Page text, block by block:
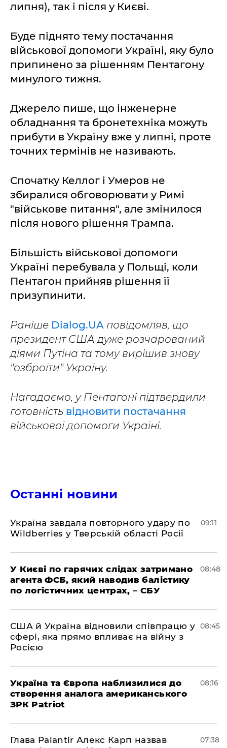
липня), так і після у Києві.
Буде піднято тему постачання
військової допомоги Україні, яку було
припинено за рішенням Пентагону
минулого тижня.
Джерело пише, що інженерне
обладнання та бронетехніка можуть
прибути в Україну вже у липні, проте
точних термінів не називають.
Спочатку Келлог і Умеров не
збиралися обговорювати у Римі
"військове питання", але змінилося
після нового рішення Трампа.
Більшість військової допомоги
Україні перебувала у Польщі, коли
Пентагон прийняв рішення її
призупинити.
Раніше Dialog.UA повідомляв, що
президент США дуже розчарований
діями Путіна та тому вирішив знову
"озброїти" Україну.
Нагадаємо, у Пентагоні підтвердили
готовність відновити постачання
військової допомоги Україні.
Останні новини
Україна завдала повторного удару по
Wildberries у Тверській області Росії
09:11
У Києві по гарячих слідах затримано
агента ФСБ, який наводив балістику
по логістичних центрах, – СБУ
08:48
США й Україна відновили співпрацю у
сфері, яка прямо впливає на війну з
Росією
08:45
Україна та Європа наблизилися до
створення аналога американського
ЗРК Patriot
08:16
Глава Palantir Алекс Карп назвав
07:38